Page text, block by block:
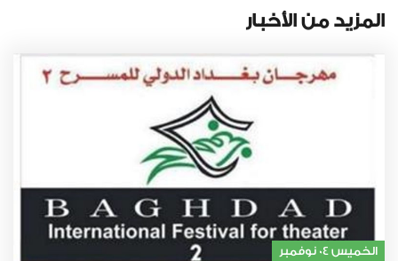
المزيد من الأخبار
الخميس 04 نوفمبر